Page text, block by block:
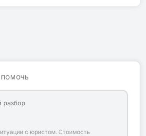
разбор
с юристом. Стоимость